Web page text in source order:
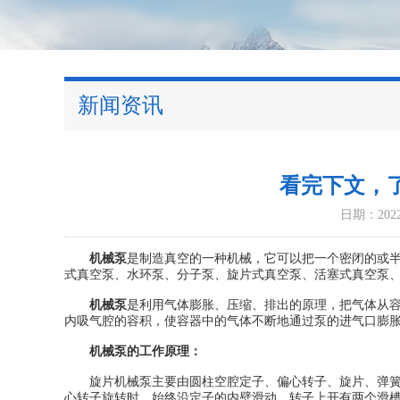
新闻资讯
看完下文，
日期：
机械泵是制造真空的一种机械，它可以把一个密闭的或
式真空泵、水环泵、分子泵、旋片式真空泵、活塞式真空泵
机械泵是利用气体膨胀、压缩、排出的原理，把气体从
内吸气腔的容积，使容器中的气体不断地通过泵的进气口膨
机械泵的工作原理：
旋片机械泵主要由圆柱空腔定子、偏心转子、旋片、弹